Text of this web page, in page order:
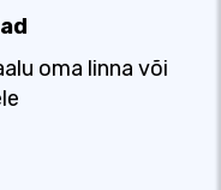
oma linna või